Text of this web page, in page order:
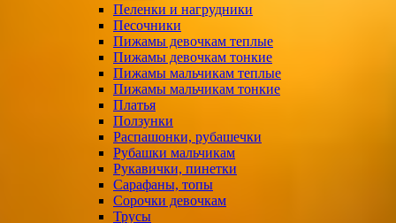
Пеленки и нагрудники
Песочники
Пижамы девочкам теплые
Пижамы девочкам тонкие
Пижамы мальчикам теплые
Пижамы мальчикам тонкие
Платья
Ползунки
Распашонки, рубашечки
Рубашки мальчикам
Рукавички, пинетки
Сарафаны, топы
Сорочки девочкам
Трусы